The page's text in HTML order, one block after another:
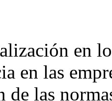
en
en las
de las